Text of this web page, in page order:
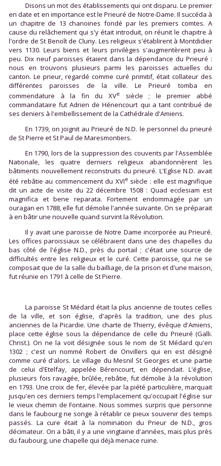
Disons un mot des établissements qui ont disparu. Le premier
en date et en importance est le Prieuré de Notre-Dame. Il succéda à
un chapitre de 13 chanoines fondé par les premiers comtes. A
cause du relâchement qui s'y était introduit, on réunit le chapitre à
l'ordre de St Benoît de Cluny. Les religieux s'établirent à Montdidier
vers 1130. Leurs biens et leurs privilèges s'augmentèrent peu à
peu. Dix neuf paroisses étaient dans la dépendance du Prieuré :
nous en trouvons plusieurs parmi les paroisses actuelles du
canton. Le prieur, regardé comme curé primitif, était collateur des
différentes paroisses de la ville. Le Prieuré tomba en
commendature à la fin du XVe
siècle ; le premier abbé
commandataire fut Adrien de Hénencourt qui a tant contribué de
ses deniers à l'embellissement de la Cathédrale d'Amiens.
En 1739, on joignit au Prieuré de N.D. le personnel du prieuré
de St Pierre et St Paul de Maresmontiers.
En 1790, lors de la suppression des couvents par l'Assemblée
Nationale, les quatre derniers religieux abandonnèrent les
bâtiments nouvellement reconstruits du prieuré. L'Eglise N.D. avait
été rebâtie au commencement du XVIe siècle : elle est magnifique
dit un acte de visite du 22 décembre 1508 : Quad ecclesiam est
magnifica et bene reparata. Fortement endommagée par un
ouragan en 1788, elle fut démolie l'année suivante. On se préparait
à en bâtir une nouvelle quand survint la Révolution.
Il y avait une paroisse de Notre Dame incorporée au Prieuré.
Les offices paroissiaux se célébraient dans une des chapelles du
bas côté de l'église N.D., près du portail ; c'était une source de
difficultés entre les religieux et le curé. Cette paroisse, qui ne se
composait que de la salle du bailliage, de la prison et d'une maison,
fut réunie en 1791 à celle de St Pierre.
La paroisse St Médard était la plus ancienne de toutes celles
de la ville, et son église, d'après la tradition, une des plus
anciennes de la Picardie. Une charte de Thierry, évêque d'Amiens,
place cette église sous la dépendance de celle du Prieuré (Galli.
Christ.). On ne la voit désignée sous le nom de St Médard qu'en
1302 ; c'est un nommé Robert de Onvillers qui en est désigné
comme curé d'alors. Le village du Mesnil St Georges et une partie
de celui d'Etelfay, appelée Bérencourt, en dépendait. L'église,
plusieurs fois ravagée, brûlée, rebâtie, fut démolie à la révolution
en 1793. Une croix de fer, élevée par la piété particulière, marquait
jusqu'en ces derniers temps l'emplacement qu'occupait l'église sur
le vieux chemin de Fontaine. Nous sommes surpris que personne
dans le faubourg ne songe à rétablir ce pieux souvenir des temps
passés. La cure était à la nomination du Prieur de N.D., gros
décimateur. On a bâti, il y a une vingtaine d'années, mais plus près
du faubourg, une chapelle qui déjà menace ruine.